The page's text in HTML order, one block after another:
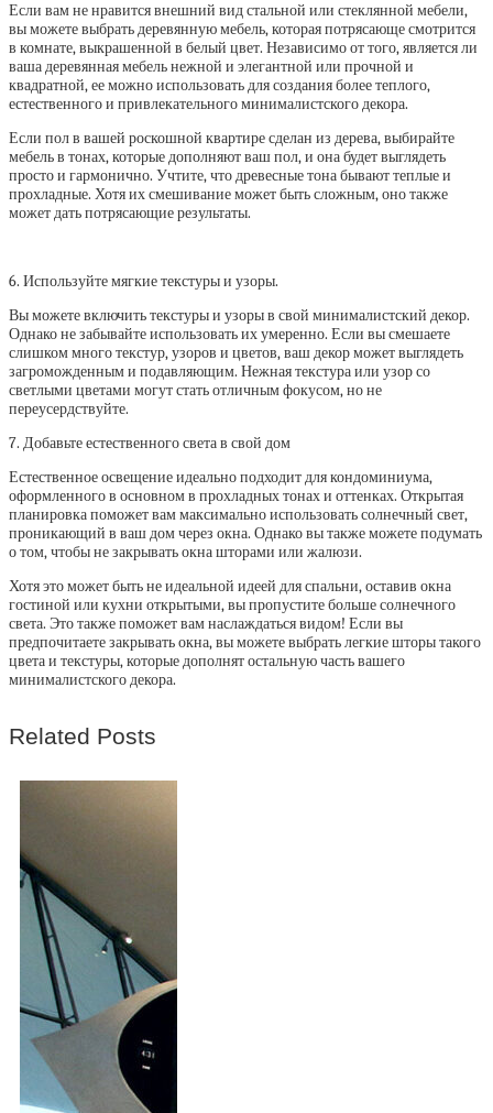
Если вам не нравится внешний вид стальной или стеклянной мебели,
вы можете выбрать деревянную мебель, которая потрясающе смотрится
в комнате, выкрашенной в белый цвет. Независимо от того, является ли
ваша деревянная мебель нежной и элегантной или прочной и
квадратной, ее можно использовать для создания более теплого,
естественного и привлекательного минималистского декора.
Если пол в вашей роскошной квартире сделан из дерева, выбирайте
мебель в тонах, которые дополняют ваш пол, и она будет выглядеть
просто и гармонично. Учтите, что древесные тона бывают теплые и
прохладные. Хотя их смешивание может быть сложным, оно также
может дать потрясающие результаты.
6. Используйте мягкие текстуры и узоры.
Вы можете включить текстуры и узоры в свой минималистский декор.
Однако не забывайте использовать их умеренно. Если вы смешаете
слишком много текстур, узоров и цветов, ваш декор может выглядеть
загроможденным и подавляющим. Нежная текстура или узор со
светлыми цветами могут стать отличным фокусом, но не
переусердствуйте.
7. Добавьте естественного света в свой дом
Естественное освещение идеально подходит для кондоминиума,
оформленного в основном в прохладных тонах и оттенках. Открытая
планировка поможет вам максимально использовать солнечный свет,
проникающий в ваш дом через окна. Однако вы также можете подумать
о том, чтобы не закрывать окна шторами или жалюзи.
Хотя это может быть не идеальной идеей для спальни, оставив окна
гостиной или кухни открытыми, вы пропустите больше солнечного
света. Это также поможет вам наслаждаться видом! Если вы
предпочитаете закрывать окна, вы можете выбрать легкие шторы такого
цвета и текстуры, которые дополнят остальную часть вашего
минималистского декора.
Related Posts